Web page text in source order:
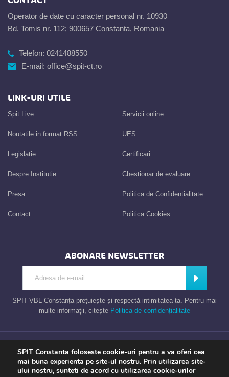
Operator de date cu caracter personal nr. 10930
Bd. Tomis nr. 112; 900657 Constanta, Romania
Telefon: 0241488550
E-mail: office@spit-ct.ro
LINK-URI UTILE
Spit Live
Noutatile in format RSS
Legislatie
Despre Institutie
Presa
Contact
Servicii online
UES
Certificari
Chestionar de evaluare
Politica de Confidentialitate
Politica Cookies
ABONARE NEWSLETTER
SPIT-VBL Constanța prețuiește și respectă intimitatea ta. Pentru mai
multe informații, citește Politica de confidențialitate
Taxe Constanta
SPIT Constanta foloseste cookie-uri pentru a va oferi cea
mai buna experienta pe site-ul nostru. Prin utilizarea site-
ului nostru, sunteti de acord cu utilizarea cookie-urilor